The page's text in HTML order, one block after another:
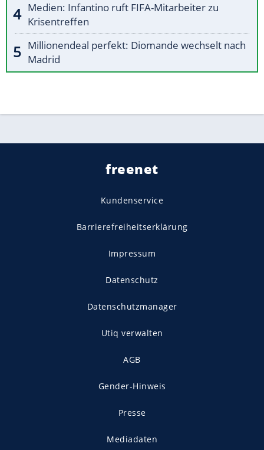
Medien: Infantino ruft FIFA-Mitarbeiter zu
Krisentreffen
Millionendeal perfekt: Diomande wechselt nach
Madrid
freenet
Kundenservice
Barrierefreiheitserklärung
Impressum
Datenschutz
Datenschutzmanager
Utiq verwalten
AGB
Gender-Hinweis
Presse
Mediadaten